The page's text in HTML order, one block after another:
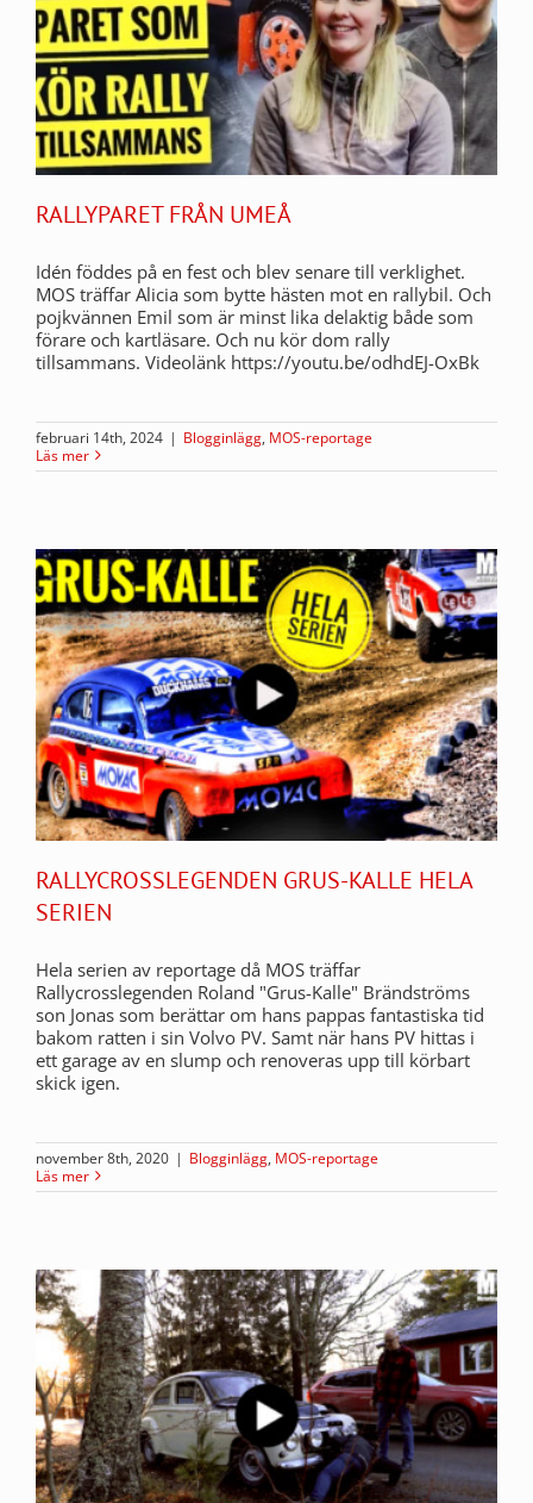
RALLYPARET FRÅN UMEÅ
Idén föddes på en fest och blev senare till verklighet.
MOS träffar Alicia som bytte hästen mot en rallybil. Och
pojkvännen Emil som är minst lika delaktig både som
förare och kartläsare. Och nu kör dom rally
tillsammans. Videolänk https://youtu.be/odhdEJ-OxBk
februari 14th, 2024 | Blogginlägg, MOS-reportage
Läs mer
RALLYCROSSLEGENDEN GRUS-KALLE HELA
SERIEN
Hela serien av reportage då MOS träffar
Rallycrosslegenden Roland "Grus-Kalle" Brändströms
son Jonas som berättar om hans pappas fantastiska tid
bakom ratten i sin Volvo PV. Samt när hans PV hittas i
ett garage av en slump och renoveras upp till körbart
skick igen.
november 8th, 2020 | Blogginlägg, MOS-reportage
Läs mer